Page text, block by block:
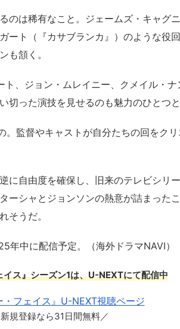
のは稀有なこと。ジェームズ・キャグ
ート（『カサブランカ』）のような役
も頷く。
、ジョン・ムレイニー、クメイル・
切った演技を見せるのも魅力のひとつと
。監督やキャストが自分たちの回をク
に自由度を確保し、旧来のテレビシリ
ーシャとジョンソンの熱意が詰まった
そうだ。
年中に配信予定。（海外ドラマNAVI）
イス』シーズン1は、U-NEXTにて配信中
・フェイス』U-NEXT視聴ページ
規登録なら31日間無料／